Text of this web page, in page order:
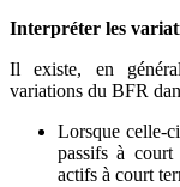
Interpréter les
Il existe, en
variations du BFR
Lorsque celle-
passifs à
actifs à court